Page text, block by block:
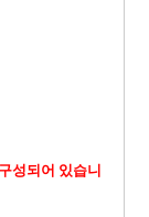
성되어 있습니